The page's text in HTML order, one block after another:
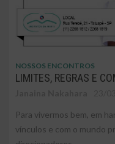
NOSSOS ENCONTROS
LIMITES, REGRAS E
Para vivermos bem, em
vínculos e com o mundo